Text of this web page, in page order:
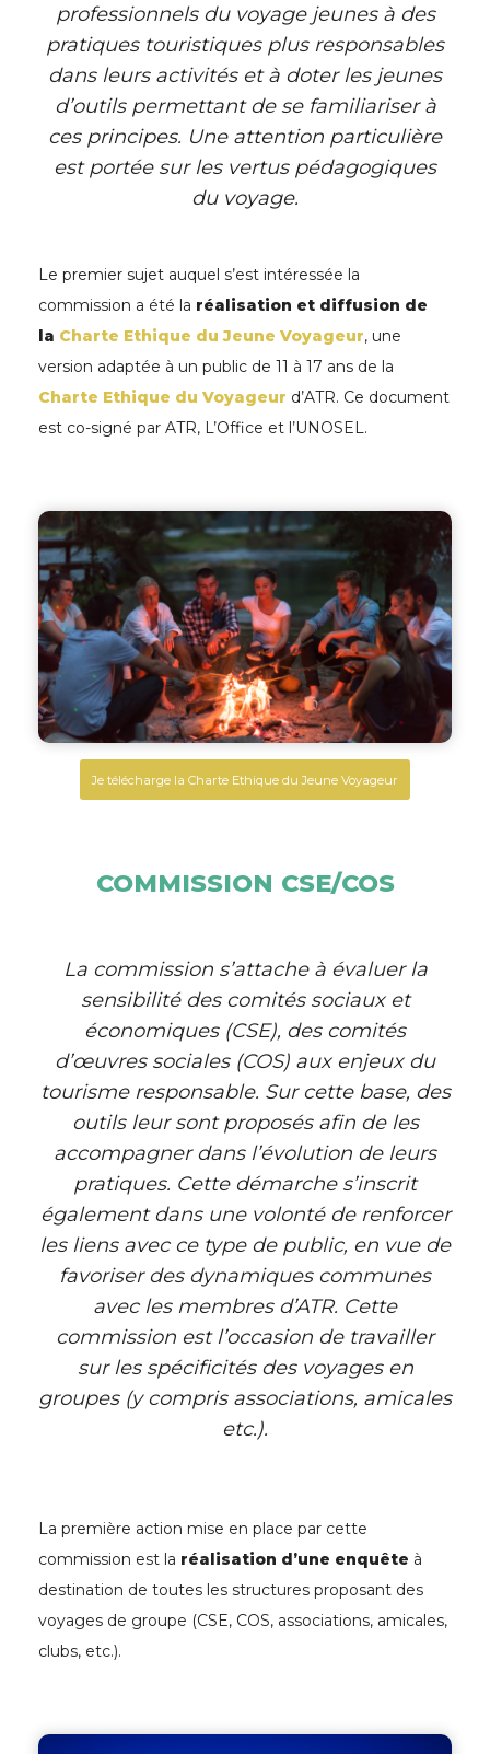
professionnels du voyage jeunes à des
pratiques touristiques plus responsables
dans leurs activités et à doter les jeunes
d’outils permettant de se familiariser à
ces principes. Une attention particulière
est portée sur les vertus pédagogiques
du voyage.
Le premier sujet auquel s’est intéressée la
commission a été la réalisation et diffusion de
la Charte Ethique du Jeune Voyageur, une
version adaptée à un public de 11 à 17 ans de la
Charte Ethique du Voyageur d’ATR. Ce document
est co-signé par ATR, L’Office et l’UNOSEL.
Je télécharge la Charte Ethique du Jeune Voyageur
COMMISSION CSE/COS
La commission s’attache à évaluer la
sensibilité des comités sociaux et
économiques (CSE), des comités
d’œuvres sociales (COS) aux enjeux du
tourisme responsable. Sur cette base, des
outils leur sont proposés afin de les
accompagner dans l’évolution de leurs
pratiques. Cette démarche s’inscrit
également dans une volonté de renforcer
les liens avec ce type de public, en vue de
favoriser des dynamiques communes
avec les membres d’ATR. Cette
commission est l’occasion de travailler
sur les spécificités des voyages en
groupes (y compris associations, amicales
etc.).
La première action mise en place par cette
commission est la réalisation d’une enquête à
destination de toutes les structures proposant des
voyages de groupe (CSE, COS, associations, amicales,
clubs, etc.).